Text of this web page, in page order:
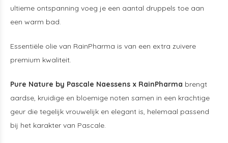
ultieme ontspanning voeg je een aantal druppels toe aan
een warm bad.
Essentiële olie van RainPharma is van een extra zuivere
premium kwaliteit.
Pure Nature by Pascale Naessens x RainPharma brengt
aardse, kruidige en bloemige noten samen in een krachtige
geur die tegelijk vrouwelijk en elegant is, helemaal passend
bij het karakter van Pascale.